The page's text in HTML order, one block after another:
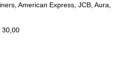
American Express, JCB, Aura,
30,00